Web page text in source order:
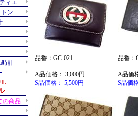
品番：GC-021
A品価格： 3,000円
S品価格： 5,500円
品番：
A品価
S品価